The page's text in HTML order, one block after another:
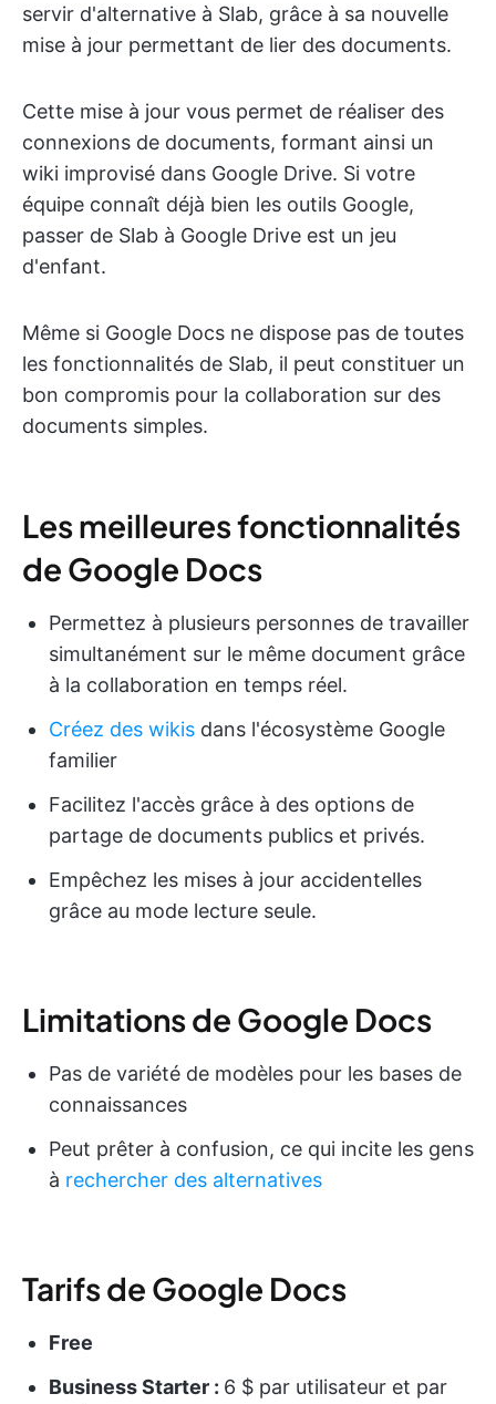
servir d'alternative à Slab, grâce à sa nouvelle
mise à jour permettant de lier des documents.
Cette mise à jour vous permet de réaliser des
connexions de documents, formant ainsi un
wiki improvisé dans Google Drive. Si votre
équipe connaît déjà bien les outils Google,
passer de Slab à Google Drive est un jeu
d'enfant.
Même si Google Docs ne dispose pas de toutes
les fonctionnalités de Slab, il peut constituer un
bon compromis pour la collaboration sur des
documents simples.
Les meilleures fonctionnalités
de Google Docs
Permettez à plusieurs personnes de travailler
simultanément sur le même document grâce
à la collaboration en temps réel.
Créez des wikis dans l'écosystème Google
familier
Facilitez l'accès grâce à des options de
partage de documents publics et privés.
Empêchez les mises à jour accidentelles
grâce au mode lecture seule.
Limitations de Google Docs
Pas de variété de modèles pour les bases de
connaissances
Peut prêter à confusion, ce qui incite les gens
à rechercher des alternatives
Tarifs de Google Docs
Free
Business Starter : 6 $ par utilisateur et par